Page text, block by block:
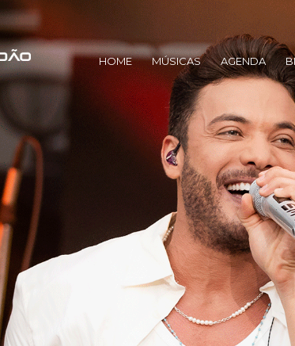
HOME MÚSICAS AGENDA